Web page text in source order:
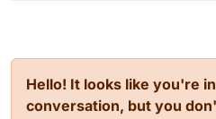
Hello! It looks like you're
conversation, but you